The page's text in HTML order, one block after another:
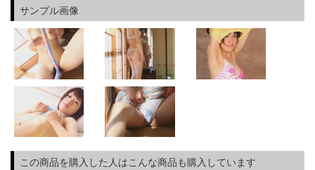
サンプル画像
この商品を購入した人はこんな商品も購入しています